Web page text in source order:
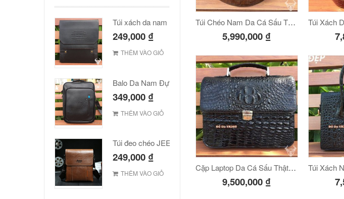
249,000 ₫
THÊM VÀO GIỎ
Balo Da Nam Đựng Laptop Đẹp Giá Rẻ
349,000 ₫
THÊM VÀO GIỎ
249,000 ₫
THÊM VÀO GIỎ
Túi Chéo Nam Da Cá Sấu Thật Giá Rẻ CST10
5,990,000 ₫
Cặp Laptop Da Cá Sấu Thật Giá Rẻ
9,500,000 ₫